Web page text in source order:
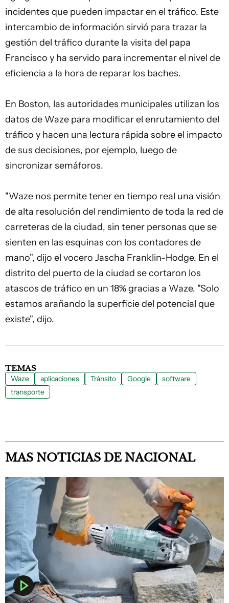
incidentes que pueden impactar en el tráfico. Este
intercambio de información sirvió para trazar la
gestión del tráfico durante la visita del papa
Francisco y ha servido para incrementar el nivel de
eficiencia a la hora de reparar los baches.
En Boston, las autoridades municipales utilizan los
datos de Waze para modificar el enrutamiento del
tráfico y hacen una lectura rápida sobre el impacto
de sus decisiones, por ejemplo, luego de
sincronizar semáforos.
"Waze nos permite tener en tiempo real una visión
de alta resolución del rendimiento de toda la red de
carreteras de la ciudad, sin tener personas que se
sienten en las esquinas con los contadores de
mano", dijo el vocero Jascha Franklin-Hodge. En el
distrito del puerto de la ciudad se cortaron los
atascos de tráfico en un 18% gracias a Waze. "Solo
estamos arañando la superficie del potencial que
existe", dijo.
TEMAS
Waze aplicaciones Tránsito Google
software
transporte
MAS NOTICIAS DE NACIONAL